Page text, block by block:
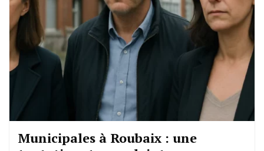
Municipales à Roubaix : une